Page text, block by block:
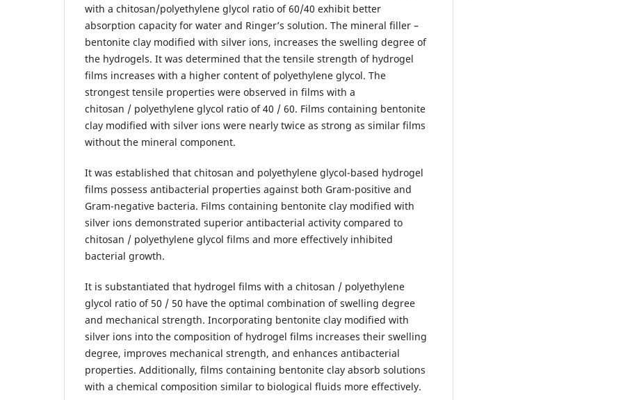
with a chitosan/polyethylene glycol ratio of 60/40 exhibit better
absorption capacity for water and Ringer’s solution. The mineral filler –
bentonite clay modified with silver ions, increases the swelling degree of
the hydrogels. It was determined that the tensile strength of hydrogel
films increases with a higher content of polyethylene glycol. The
strongest tensile properties were observed in films with a
chitosan / polyethylene glycol ratio of 40 / 60. Films containing bentonite
clay modified with silver ions were nearly twice as strong as similar films
without the mineral component.
It was established that chitosan and polyethylene glycol-based hydrogel
films possess antibacterial properties against both Gram-positive and
Gram-negative bacteria. Films containing bentonite clay modified with
silver ions demonstrated superior antibacterial activity compared to
chitosan / polyethylene glycol films and more effectively inhibited
bacterial growth.
It is substantiated that hydrogel films with a chitosan / polyethylene
glycol ratio of 50 / 50 have the optimal combination of swelling degree
and mechanical strength. Incorporating bentonite clay modified with
silver ions into the composition of hydrogel films increases their swelling
degree, improves mechanical strength, and enhances antibacterial
properties. Additionally, films containing bentonite clay absorb solutions
with a chemical composition similar to biological fluids more effectively.